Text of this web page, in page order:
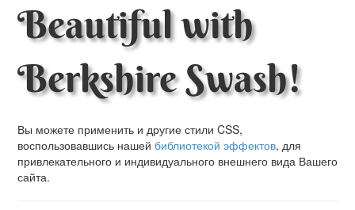
Beautiful with
Berkshire Swash!
Вы можете применить и другие стили CSS,
воспользовавшись нашей библиотекой эффектов, для
привлекательного и индивидуального внешнего вида Вашего
сайта.